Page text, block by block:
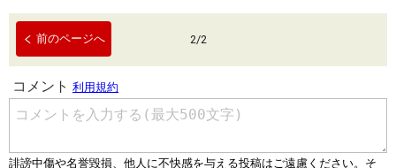
前のページへ 2/2